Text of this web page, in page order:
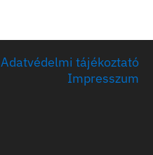
Adatvédelmi tájékoztató
Impresszum